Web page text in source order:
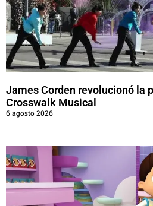
James Corden revolucionó la
Crosswalk Musical
6 agosto 2026